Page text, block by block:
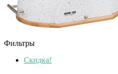
Фильтры
Скидка!